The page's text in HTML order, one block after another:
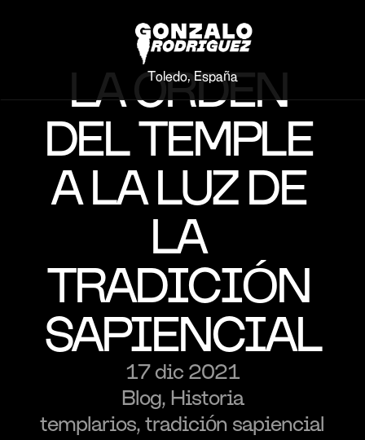
Toledo, España
LA ORDEN
DEL TEMPLE
A LA LUZ DE
LA
TRADICIÓN
SAPIENCIAL
17 dic 2021
Blog, Historia
templarios, tradición sapiencial